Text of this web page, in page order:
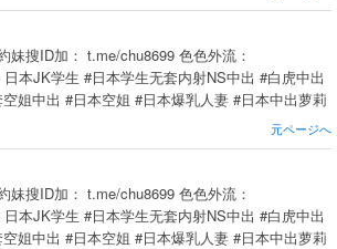
妹搜ID加： t.me/chu8699 色色外流：
本JK学生 #日本学生无套内射NS中出 #白虎中出
姐中出 #日本空姐 #日本爆乳人妻 #日本中出萝莉
元ページへ
妹搜ID加： t.me/chu8699 色色外流：
本JK学生 #日本学生无套内射NS中出 #白虎中出
姐中出 #日本空姐 #日本爆乳人妻 #日本中出萝莉